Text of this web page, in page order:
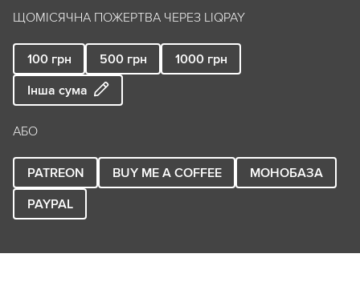
ЩОМІСЯЧНА ПОЖЕРТВА ЧЕРЕЗ LIQPAY
100 грн 500 грн 1000 грн
Інша сума
АБО
PATREON BUY ME A COFFEE
МОНОБАЗА
PAYPAL